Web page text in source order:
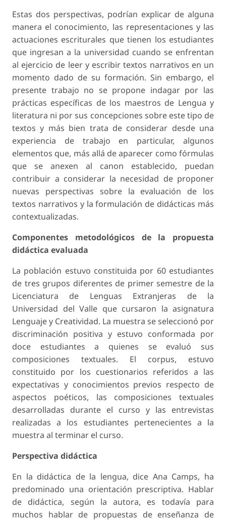
Estas dos perspectivas, podrían explicar de alguna
manera el conocimiento, las representaciones y las
actuaciones escriturales que tienen los estudiantes
que ingresan a la universidad cuando se enfrentan
al ejercicio de leer y escribir textos narrativos en un
momento dado de su formación. Sin embargo, el
presente trabajo no se propone indagar por las
prácticas específicas de los maestros de Lengua y
literatura ni por sus concepciones sobre este tipo de
textos y más bien trata de considerar desde una
experiencia de trabajo en particular, algunos
elementos que, más allá de aparecer como fórmulas
que se anexen al canon establecido, puedan
contribuir a considerar la necesidad de proponer
nuevas perspectivas sobre la evaluación de los
textos narrativos y la formulación de didácticas más
contextualizadas.
Componentes metodológicos de la propuesta
didáctica evaluada
La población estuvo constituida por 60 estudiantes
de tres grupos diferentes de primer semestre de la
Licenciatura de Lenguas Extranjeras de la
Universidad del Valle que cursaron la asignatura
Lenguaje y Creatividad. La muestra se seleccionó por
discriminación positiva y estuvo conformada por
doce estudiantes a quienes se evaluó sus
composiciones textuales. El corpus, estuvo
constituido por los cuestionarios referidos a las
expectativas y conocimientos previos respecto de
aspectos poéticos, las composiciones textuales
desarrolladas durante el curso y las entrevistas
realizadas a los estudiantes pertenecientes a la
muestra al terminar el curso.
Perspectiva didáctica
En la didáctica de la lengua, dice Ana Camps, ha
predominado una orientación prescriptiva. Hablar
de didáctica, según la autora, es todavía para
muchos hablar de propuestas de enseñanza de